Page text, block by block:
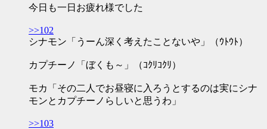
今日も一日お疲れ様でした
>>102
シナモン「うーん深く考えたことないや」（ｳﾄｳﾄ）
カプチーノ「ぼくも～」（ｺｸﾘｺｸﾘ）
モカ「その二人でお昼寝に入ろうとするのは実にシナ
モンとカプチーノらしいと思うわ」
>>103